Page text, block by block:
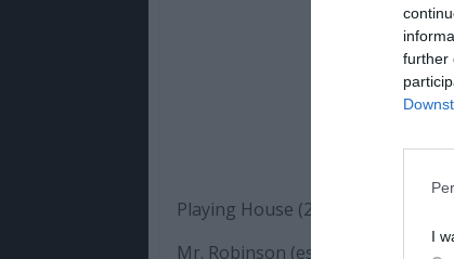
further
I
Playing House (2ª temporada,
Mr. Robinson (estreia, NBC) – 5